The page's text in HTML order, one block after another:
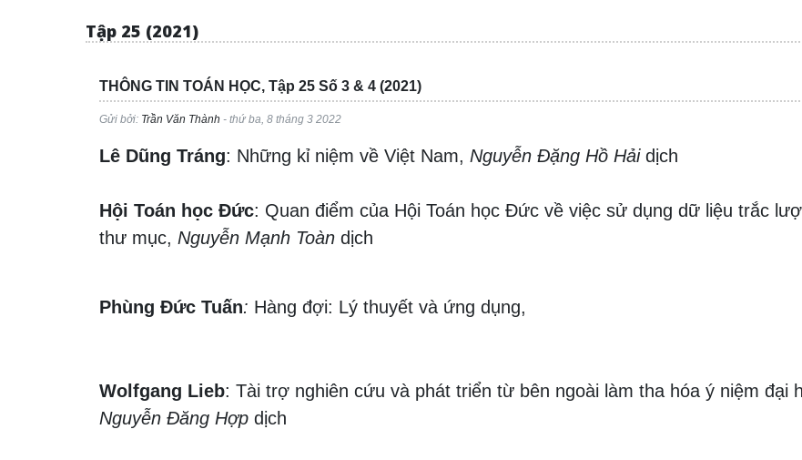
Tập 25 (2021)
THÔNG TIN TOÁN HỌC, Tập 25 Số 3 & 4 (2021)
Gửi bởi: Trần Văn Thành - thứ ba, 8 tháng 3 2022
Lê Dũng Tráng: Những kỉ niệm về Việt Nam,Nguyễn Đặng Hồ Hảidịch
Hội Toán học Đức: Quan điểm của Hội Toán học Đức về việc sử dụng dữ liệu trắc
thư mục,Nguyễn Mạnh Toàn dịch
Phùng Đức Tuấn: Hàng đợi: Lý thuyết và ứng dụng,
Wolfgang Lieb: Tài trợ nghiên cứu và phát triển từ bên ngoài làm tha hóa ý niệm đại
Nguyễn Đăng Hợp dịch